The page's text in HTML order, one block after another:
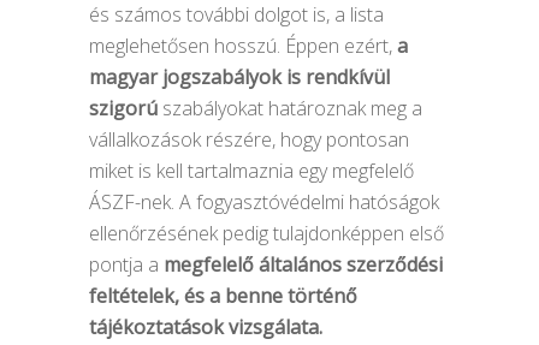
és számos további dolgot is, a lista
meglehetősen hosszú. Éppen ezért,a
magyar jogszabályok is rendkívül
szigorú szabályokat határoznak meg a
vállalkozások részére, hogy pontosan
miket is kell tartalmaznia egy megfelelő
ÁSZF-nek. A fogyasztóvédelmi hatóságok
ellenőrzésének pedig tulajdonképpen első
pontja a megfelelő általános szerződési
feltételek, és a benne történő
tájékoztatások vizsgálata.